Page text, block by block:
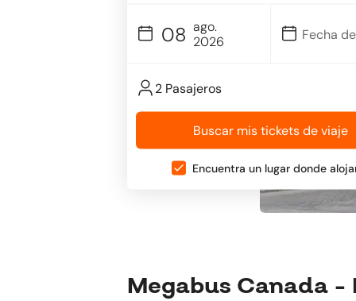
08 ago.
2026
2 Pasajeros
Buscar mis tickets de viaje
Encuentra un lugar donde
Megabus Canada